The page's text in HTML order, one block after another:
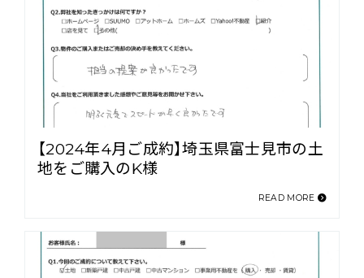
【2024年4月ご成約】埼玉県富士見市の土
地をご購入のK様
READ MORE